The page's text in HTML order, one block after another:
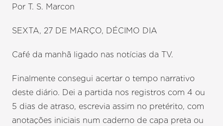
Por T. S. Marcon
SEXTA, 27 DE MARÇO, DÉCIMO DIA
Café da manhã ligado nas notícias da TV.
Finalmente consegui acertar o tempo narrativo
deste diário. Dei a partida nos registros com 4 ou
5 dias de atraso, escrevia assim no pretérito, com
anotações iniciais num caderno de capa preta ou